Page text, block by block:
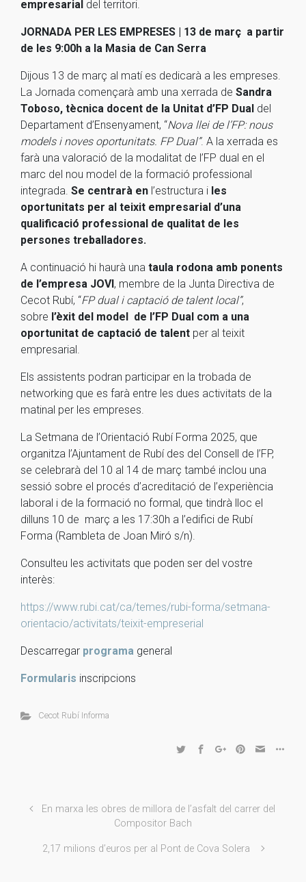
empresarial del territori.
JORNADA PER LES EMPRESES | 13 de març a partir
de les 9:00h a la Masia de Can Serra
Dijous 13 de març al matí es dedicarà a les empreses.
La Jornada començarà amb una xerrada de Sandra
Toboso, tècnica docent de la Unitat d’FP Dual del
Departament d’Ensenyament, “Nova llei de l’FP: nous
models i noves oportunitats. FP Dual”. A la xerrada es
farà una valoració de la modalitat de l’FP dual en el
marc del nou model de la formació professional
integrada. Se centrarà en l’estructura i les
oportunitats per al teixit empresarial d’una
qualificació professional de qualitat de les
persones treballadores.
A continuació hi haurà una taula rodona amb ponents
de l’empresa JOVI, membre de la Junta Directiva de
Cecot Rubí, “FP dual i captació de talent local”,
sobre l’èxit del model de l’FP Dual com a una
oportunitat de captació de talent per al teixit
empresarial.
Els assistents podran participar en la trobada de
networking que es farà entre les dues activitats de la
matinal per les empreses.
La Setmana de l’Orientació Rubí Forma 2025, que
organitza l’Ajuntament de Rubí des del Consell de l’FP,
se celebrarà del 10 al 14 de març també inclou una
sessió sobre el procés d’acreditació de l’experiència
laboral i de la formació no formal, que tindrà lloc el
dilluns 10 de març a les 17:30h a l’edifici de Rubí
Forma (Rambleta de Joan Miró s/n).
Consulteu les activitats que poden ser del vostre
interès:
https://www.rubi.cat/ca/temes/rubi-forma/setmana-
orientacio/activitats/teixit-empreserial
Descarregar programa general
Formularis inscripcions
Cecot Rubí Informa
En marxa les obres de millora de l’asfalt del carrer del
Compositor Bach
2,17 milions d’euros per al Pont de Cova Solera